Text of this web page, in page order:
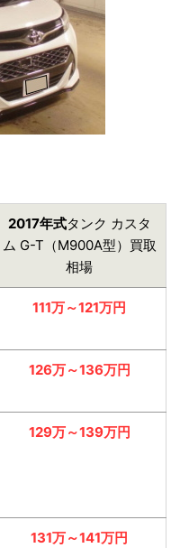
2017年式タンク カスタ
ム G-T（M900A型）買取
相場
111万～121万円
126万～136万円
129万～139万円
131万～141万円